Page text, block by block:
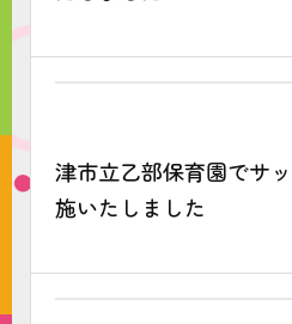
津市立乙部保育園でサ
施いたしました